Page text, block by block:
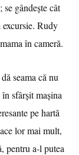
gândește cât
Rudy
în cameră.
seama că nu
sfârșit mașina
pe hartă
lor mai mult,
pentru a-l putea